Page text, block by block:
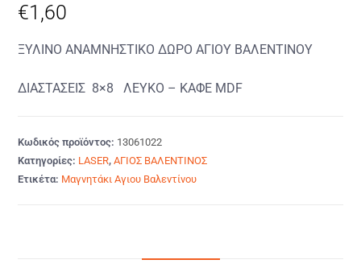
€1,60
ΞΥΛΙΝΟ ΑΝΑΜΝΗΣΤΙΚΟ ΔΩΡΟ ΑΓΙΟΥ ΒΑΛΕΝΤΙΝΟΥ
ΔΙΑΣΤΑΣΕΙΣ 8×8 ΛΕΥΚΟ – ΚΑΦΕ MDF
Κωδικός προϊόντος: 13061022
Κατηγορίες: LASER,ΑΓΙΟΣ ΒΑΛΕΝΤΙΝΟΣ
Ετικέτα: Μαγνητάκι Αγιου Βαλεντίνου